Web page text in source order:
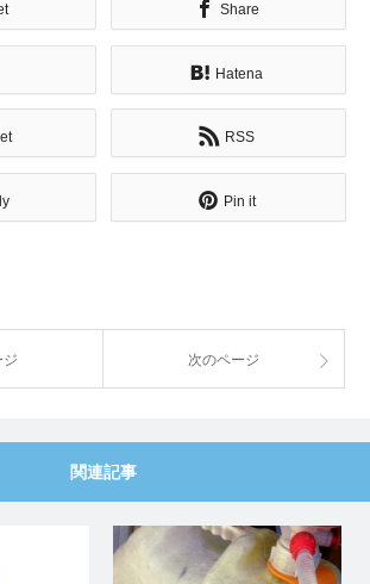
Share
Hatena
RSS
Pin it
ジ 次のページ
関連記事